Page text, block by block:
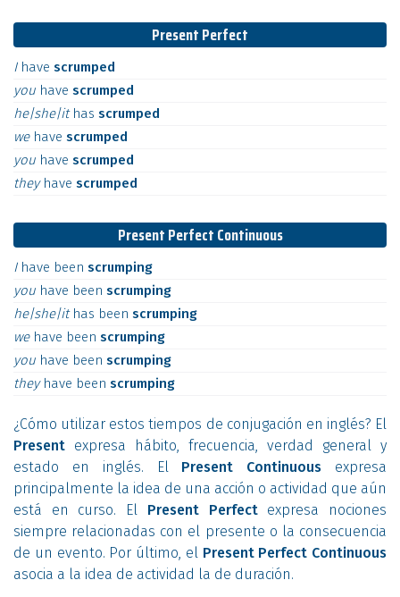
Present Perfect
I have scrumped
you have scrumped
he|she|it has scrumped
we have scrumped
you have scrumped
they have scrumped
Present Perfect Continuous
I have been scrumping
you have been scrumping
he|she|it has been scrumping
we have been scrumping
you have been scrumping
they have been scrumping
¿Cómo utilizar estos tiempos de conjugación en inglés? El
Present expresa hábito, frecuencia, verdad general y
estado en inglés. El Present Continuous expresa
principalmente la idea de una acción o actividad que aún
está en curso. El Present Perfectexpresa nociones
siempre relacionadas con el presente o la consecuencia
de un evento. Por último, el Present Perfect Continuous
asocia a la idea de actividad la de duración.